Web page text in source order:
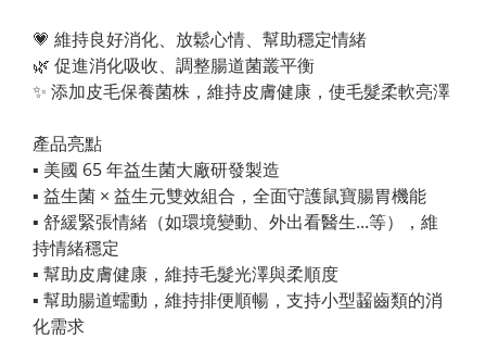
💗 維持良好消化、放鬆心情、幫助穩定情緒
🌿 促進消化吸收、調整腸道菌叢平衡
✨ 添加皮毛保養菌株，維持皮膚健康，使毛髮柔軟亮澤
產品亮點
▪︎ 美國 65 年益生菌大廠研發製造
▪︎ 益生菌 × 益生元雙效組合，全面守護鼠寶腸胃機能
▪︎ 舒緩緊張情緒（如環境變動、外出看醫生...等），維
持情緒穩定
▪︎ 幫助皮膚健康，維持毛髮光澤與柔順度
▪︎ 幫助腸道蠕動，維持排便順暢，支持小型齧齒類的消
化需求